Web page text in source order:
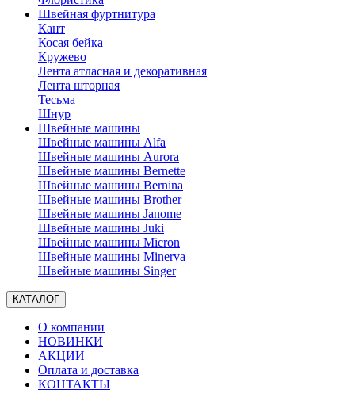
Швейная фуртнитура
Кант
Косая бейка
Кружево
Лента aтласная и декоративная
Лента шторная
Тесьма
Шнур
Швейные машины
Швейные машины Alfa
Швейные машины Aurora
Швейные машины Bernette
Швейные машины Bernina
Швейные машины Brother
Швейные машины Janome
Швейные машины Juki
Швейные машины Micron
Швейные машины Minerva
Швейные машины Singer
КАТАЛОГ
О компании
НОВИНКИ
АКЦИИ
Оплата и доставка
КОНТАКТЫ